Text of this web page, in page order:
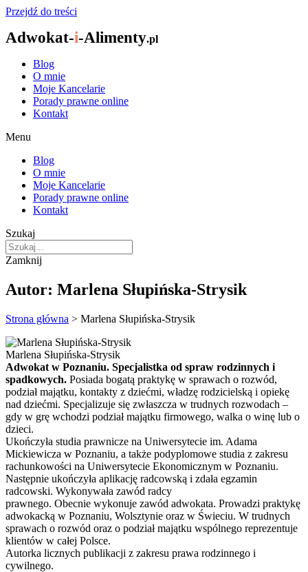
Przejdź do treści
Adwokat-i-Alimenty.pl
Blog
O mnie
Moje Kancelarie
Porady prawne online
Kontakt
Menu
Blog
O mnie
Moje Kancelarie
Porady prawne online
Kontakt
Szukaj
Zamknij
Autor: Marlena Słupińska-Strysik
Strona główna > Marlena Słupińska-Strysik
Marlena Słupińska-Strysik
Adwokat w Poznaniu. Specjalistka od spraw rodzinnych i
spadkowych. Posiada bogatą praktykę w sprawach o rozwód,
podział majątku, kontakty z dziećmi, władzę rodzicielską i opiekę
nad dziećmi. Specjalizuje się zwłaszcza w trudnych rozwodach –
gdy w grę wchodzi podział majątku firmowego, walka o winę lub o
dzieci.
Ukończyła studia prawnicze na Uniwersytecie im. Adama
Mickiewicza w Poznaniu, a także podyplomowe studia z zakresu
rachunkowości na Uniwersytecie Ekonomicznym w Poznaniu.
Następnie ukończyła aplikację radcowską i zdała egzamin
radcowski. Wykonywała zawód radcy
prawnego. Obecnie wykonuje zawód adwokata. Prowadzi praktykę
adwokacką w Poznaniu, Wolsztynie oraz w Świeciu. W trudnych
sprawach o rozwód oraz o podział majątku wspólnego reprezentuje
klientów w całej Polsce.
Autorka licznych publikacji z zakresu prawa rodzinnego i
cywilnego.